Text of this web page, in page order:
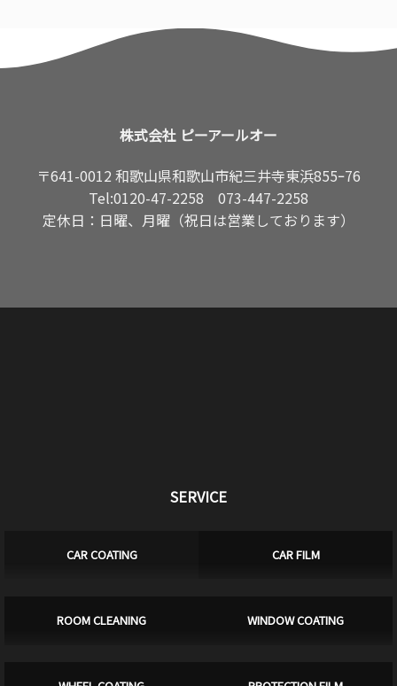
株式会社 ピーアールオー
〒641-0012 和歌山県和歌山市紀三井寺東浜855ｰ76
Tel:0120-47-2258
073-447-2258
定休日：日曜、月曜（祝日は営業しております）
SERVICE
CAR COATING CAR FILM
ROOM CLEANING WINDOW COATING